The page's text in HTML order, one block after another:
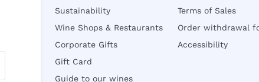
Sustainability
Wine Shops & Restaurants
Corporate Gifts
Gift Card
Guide to our wines
Terms of Sales
Order withdrawal
Accessibility